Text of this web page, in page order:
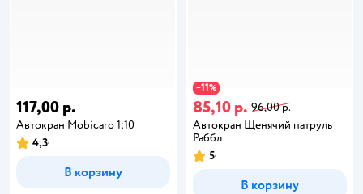
117,00 р.
Автокран Mobicaro 1:10
4,3
В корзину
−11%
85,10 р. 96,00 р.
Автокран Щенячий патруль
Раббл
5
В корзину